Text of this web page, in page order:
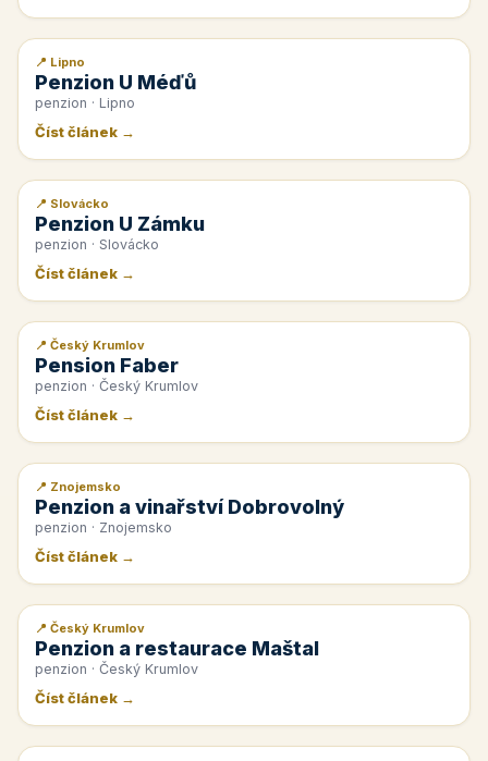
📰 PR článek
📍 Lipno
Penzion U Méďů
penzion · Lipno
Číst článek →
📰 PR článek
📍 Slovácko
Penzion U Zámku
penzion · Slovácko
Číst článek →
📰 PR článek
📍 Český Krumlov
Pension Faber
penzion · Český Krumlov
Číst článek →
📰 PR článek
📍 Znojemsko
Penzion a vinařství Dobrovolný
penzion · Znojemsko
Číst článek →
📰 PR článek
📍 Český Krumlov
Penzion a restaurace Maštal
penzion · Český Krumlov
Číst článek →